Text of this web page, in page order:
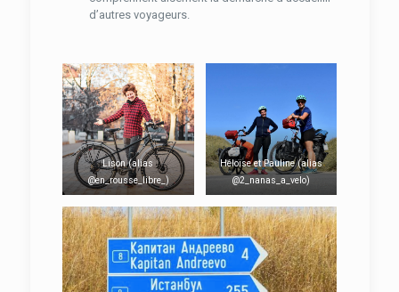
d’autres voyageurs.
Lison (alias
@en_rousse_libre_)
Héloïse et Pauline (alias
@2_nanas_a_velo)